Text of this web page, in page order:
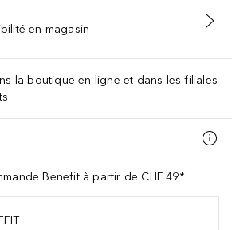
AU PANIER
en magasin
la boutique en ligne et dans les filiales
Benefit à partir de CHF 49*